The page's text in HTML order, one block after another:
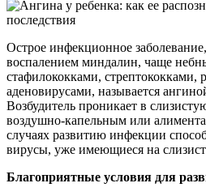
Острое инфекционное
воспалением миндалин, чаще
стафилококками, стрептококками,
аденовирусами, называется
Возбудитель проникает в
воздушно-капельным или
случаях развитию инфекции
вирусы, уже имеющиеся на
Благоприятные условия для